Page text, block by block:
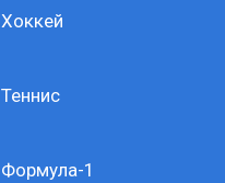
Хоккей
Теннис
Формула-1